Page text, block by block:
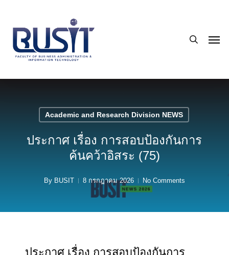
main
content
Academic and Research Division NEWS
ประกาศ เรื่อง การสอบป้องกันการ
ค้นคว้าอิสระ (75)
By BUSIT 8 กรกฎาคม 2026 No Comments
ประกาศ เรื่อง การสอบป้องกันการ